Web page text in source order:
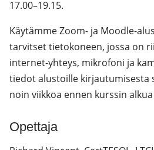
17.00–19.15.
Käytämme Zoom- ja Moodle-
tarvitset tietokoneen, jossa on
internet-yhteys, mikrofoni ja
tiedot alustoille kirjautumisesta
noin viikkoa ennen kurssin alkua
Opettaja